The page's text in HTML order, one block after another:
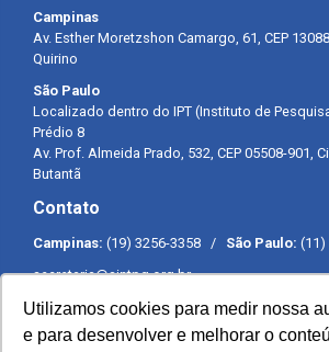
Utilizamos cookies para medir nossa
e para desenvolver e melhorar o
Campinas
Av. Esther Moretzshon Camargo, 61, CEP
Quirino
São Paulo
Localizado dentro do IPT (Instituto de
Prédio 8
Av. Prof. Almeida Prado, 532, CEP 05508-901,
Butantã
Contato
Campinas: (19) 3256-3358 / São Paulo: (11)
secretaria@sintpq.org.br
Expediente